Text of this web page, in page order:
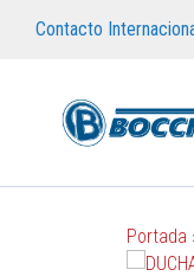
Contacto
Portada